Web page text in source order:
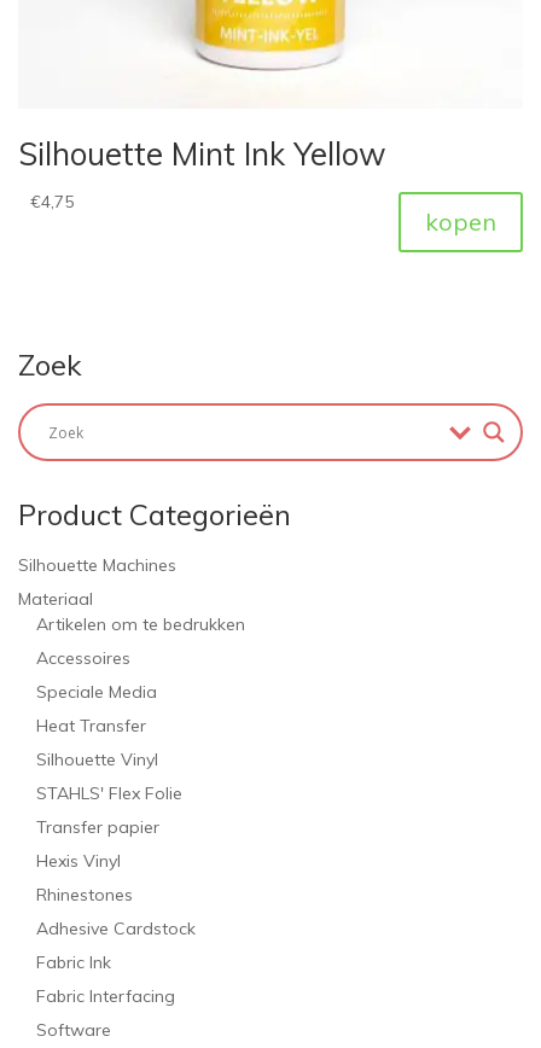
Silhouette Mint Ink Yellow
€4,75
kopen
Zoek
Product Categorieën
Silhouette Machines
Materiaal
Artikelen om te bedrukken
Accessoires
Speciale Media
Heat Transfer
Silhouette Vinyl
STAHLS' Flex Folie
Transfer papier
Hexis Vinyl
Rhinestones
Adhesive Cardstock
Fabric Ink
Fabric Interfacing
Software